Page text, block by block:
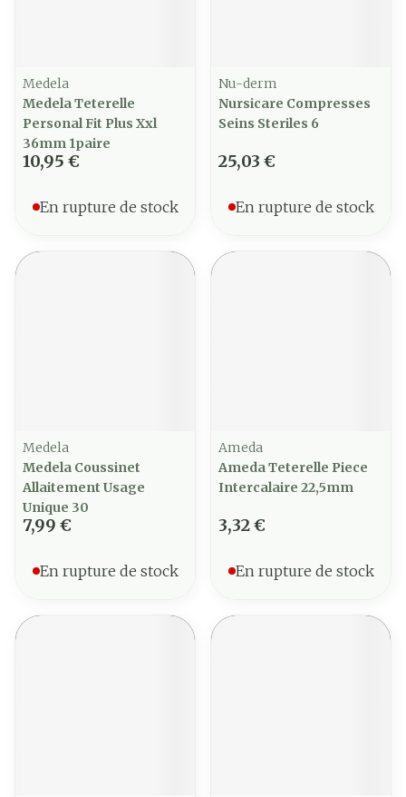
Medela
Medela Teterelle
Personal Fit Plus Xxl
36mm 1paire
10,95 €
En rupture de stock
Nu-derm
Nursicare Compresses
Seins Steriles 6
25,03 €
En rupture de stock
Medela
Medela Coussinet
Allaitement Usage
Unique 30
7,99 €
En rupture de stock
Ameda
Ameda Teterelle Piece
Intercalaire 22,5mm
3,32 €
En rupture de stock